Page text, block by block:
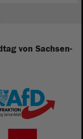
von Sachsen-